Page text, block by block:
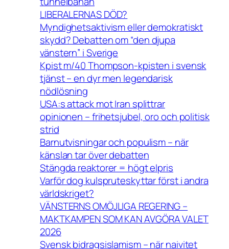
LIBERALERNAS DÖD?
Myndighetsaktivism eller demokratiskt
skydd? Debatten om “den djupa
vänstern” i Sverige
Kpist m/40 Thompson-kpisten i svensk
tjänst – en dyr men legendarisk
nödlösning
USA:s attack mot Iran splittrar
opinionen – frihetsjubel, oro och politisk
strid
Barnutvisningar och populism – när
känslan tar över debatten
Stängda reaktorer = högt elpris
Varför dog kulspruteskyttar först i andra
världskriget?
VÄNSTERNS OMÖJLIGA REGERING –
MAKTKAMPEN SOM KAN AVGÖRA VALET
2026
Svensk bidragsislamism – när naivitet